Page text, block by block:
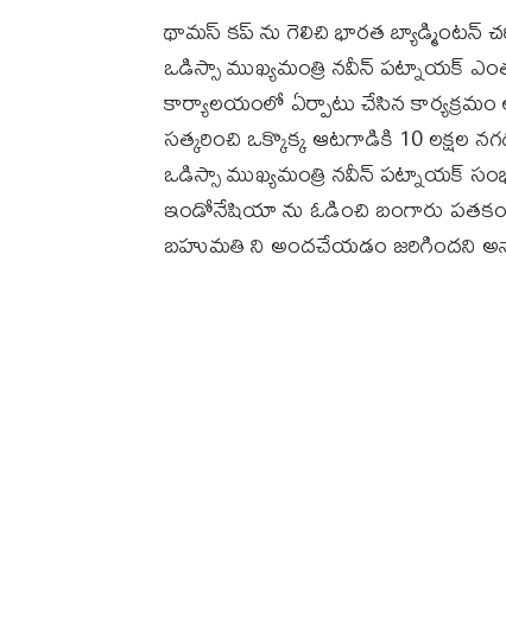
థామస్ కప్ ను గెలిచి భారత బ్యాడ్మింటన్
ఒడిస్సా ముఖ్యమంత్రి నవీన్ పట్నాయక్
కార్యాలయంలో ఏర్పాటు చేసిన కార్యక్రమం
సత్కరించి ఒక్కొక్క ఆటగాడికి 10 లక్షల
ఒడిస్సా ముఖ్యమంత్రి నవీన్ పట్నాయక్
ఇండోనేషియా ను ఓడించి బంగారు పతకం
బహుమతి ని అందచేయడం జరిగిందని